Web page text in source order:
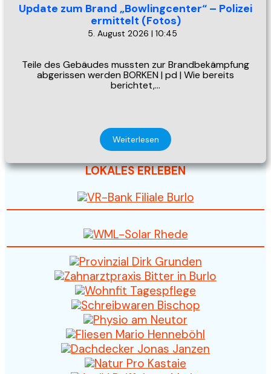
Update zum Brand „Bowlingcenter“ – Polizei
ermittelt (Fotos)
5. August 2026 | 10:45
Teile des Gebäudes mussten zur Brandbekämpfung
abgerissen werden BORKEN | pd | Wie bereits
berichtet,…
Weiterlesen
LOKALES ERLEBEN